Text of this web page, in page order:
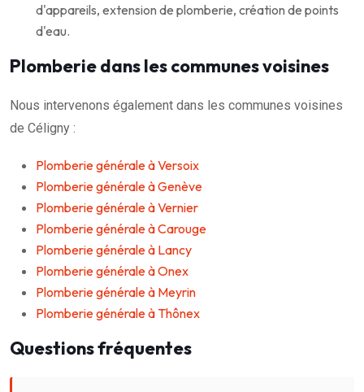
d'appareils, extension de plomberie, création de points
d'eau.
Plomberie dans les communes voisines
Nous intervenons également dans les communes voisines
de Céligny :
Plomberie générale à Versoix
Plomberie générale à Genève
Plomberie générale à Vernier
Plomberie générale à Carouge
Plomberie générale à Lancy
Plomberie générale à Onex
Plomberie générale à Meyrin
Plomberie générale à Thônex
Questions fréquentes